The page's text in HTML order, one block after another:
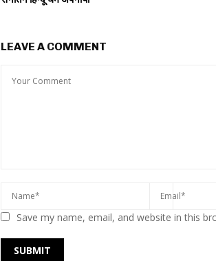
LEAVE A COMMENT
Save my name, email, and website in this